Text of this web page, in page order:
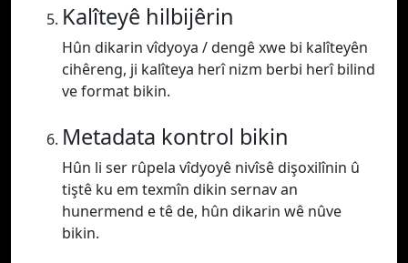
Kalîteyê hilbijêrin
Hûn dikarin vîdyoya / dengê xwe bi kalîteyên
cihêreng, ji kalîteya herî nizm berbi herî bilind
ve format bikin.
Metadata kontrol bikin
Hûn li ser rûpela vîdyoyê nivîsê dişoxilînin û
tiştê ku em texmîn dikin sernav an
hunermend e tê de, hûn dikarin wê nûve
bikin.